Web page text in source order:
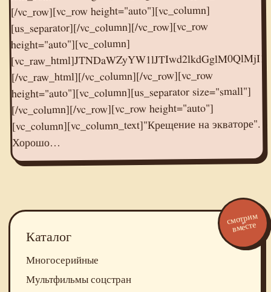
[/vc_row][vc_row height="auto"][vc_column]
[us_separator][/vc_column][/vc_row][vc_row
height="auto"][vc_column]
[vc_raw_html]JTNDaWZyYW1lJTIwd2lkdGglM0QlMjI1NjAlMjIlMjBoZWlnaHQlM0QlMjIzMTUlMjIlMjBzcmMlM0QlMjIlMkYlMkZvay5ydSUyRnZpZGVvZW1iZWQlMkY3ODk1MTUxMDg2MTk0JTIyJTIwZnJhbWVib3JkZXIlM0QlMjIwJTIyJTIwYWxsb3clM0QlMjJhdXRvcGxheSUyMiUyMGFsbG93ZnVsbHNjcmVlbiUzRSUzQyUyRmlmcmFtZSUzRQ==
[/vc_raw_html][/vc_column][/vc_row][vc_row
height="auto"][vc_column][us_separator size="small"]
[/vc_column][/vc_row][vc_row height="auto"]
[vc_column][vc_column_text]"Крещение на экваторе".
Хорошо…
Каталог
Многосерийные
Мультфильмы соцстран
смотрим
вместе